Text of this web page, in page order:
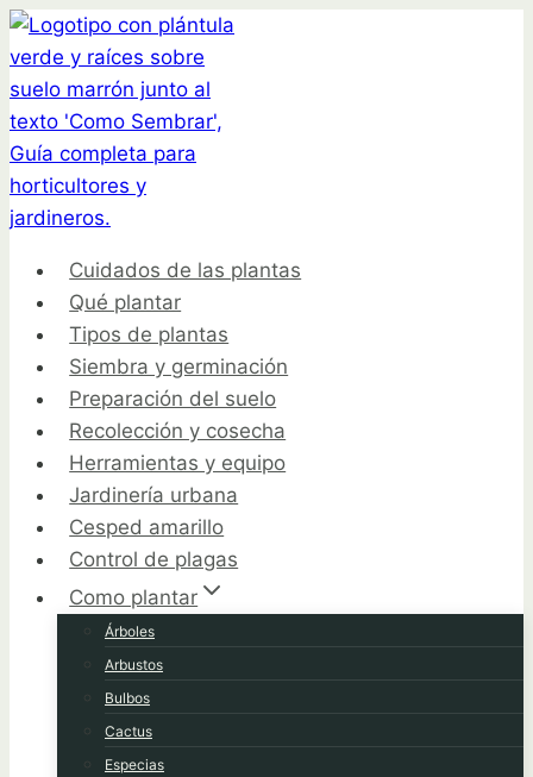
Saltar
al
contenido
Cuidados de las plantas
Qué plantar
Tipos de plantas
Siembra y germinación
Preparación del suelo
Recolección y cosecha
Herramientas y equipo
Jardinería urbana
Cesped amarillo
Control de plagas
Como plantar
Árboles
Arbustos
Bulbos
Cactus
Especias